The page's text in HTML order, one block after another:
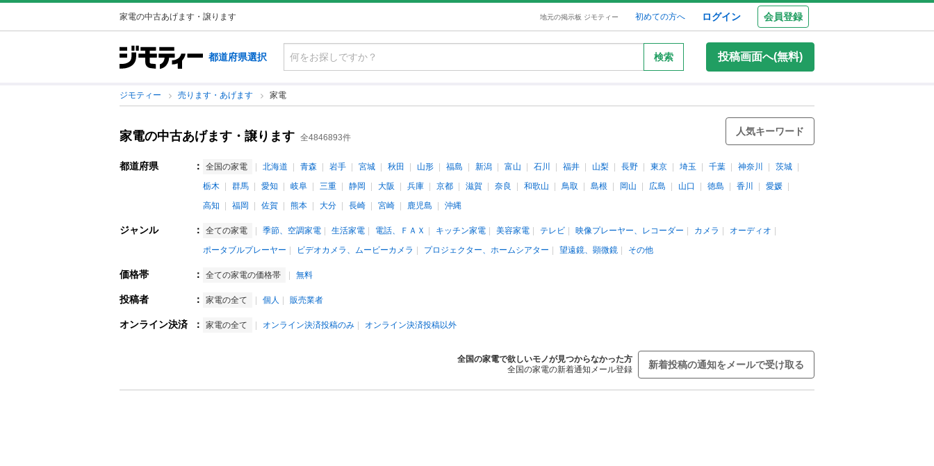
家電の中古あげます・譲ります 地元の掲示板 ジモティー 初めての方へ ログイン 会員登録
都道府県選択 検索 投稿画面へ(無料)
ジモティー 売ります・あげます 家電
家電の中古あげます・譲ります 全4846893件
人気キーワード
都道府県 ： 全国の家電 北海道 青森 岩手 宮城 秋田 山形 福島 新潟 富山 石川 福井 山梨 長野 東京 埼玉 千葉 神奈川
茨城
栃木
群馬 愛知 岐阜 三重 静岡 大阪 兵庫 京都 滋賀 奈良 和歌山 鳥取 島根 岡山 広島 山口 徳島 香川
愛媛
高知
福岡 佐賀 熊本 大分 長崎 宮崎 鹿児島 沖縄
ジャンル ： 全ての家電 季節、空調家電 生活家電 電話、ＦＡＸ キッチン家電 美容家電 テレビ 映像プレーヤー、レコーダー カメラ
オーディオ
ポータブルプレーヤー
ビデオカメラ、ムービーカメラ プロジェクター、ホームシアター 望遠鏡、顕微鏡 その他
価格帯 ： 全ての家電の価格帯 無料
投稿者 ： 家電の全て 個人 販売業者
オンライン決済 ： 家電の全て オンライン決済投稿のみ オンライン決済投稿以外
全国の家電で欲しいモノが見つからなかった方
全国の家電の新着通知メール登録
新着投稿の通知をメールで受け取る